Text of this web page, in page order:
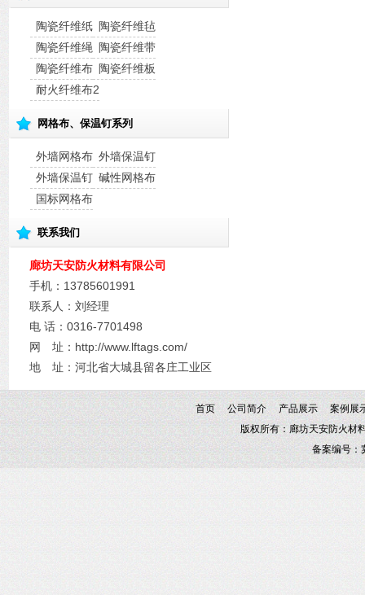
陶瓷纤维纸 陶瓷纤维毡
陶瓷纤维绳
陶瓷纤维带
陶瓷纤维布 陶瓷纤维板
耐火纤维布2
网格布、保温钉系列
外墙网格布 外墙保温钉
外墙保温钉 碱性网格布
国标网格布
联系我们
廊坊天安防火材料有限公司
手机：13785601991
联系人：刘经理
电 话：0316-7701498​
网 址：http://www.lftags.com/
地 址：河北省大城县留各庄工业区
首页 公司简介 产品展示
案例展
版权所有：廊坊天安防火材
备案编号：